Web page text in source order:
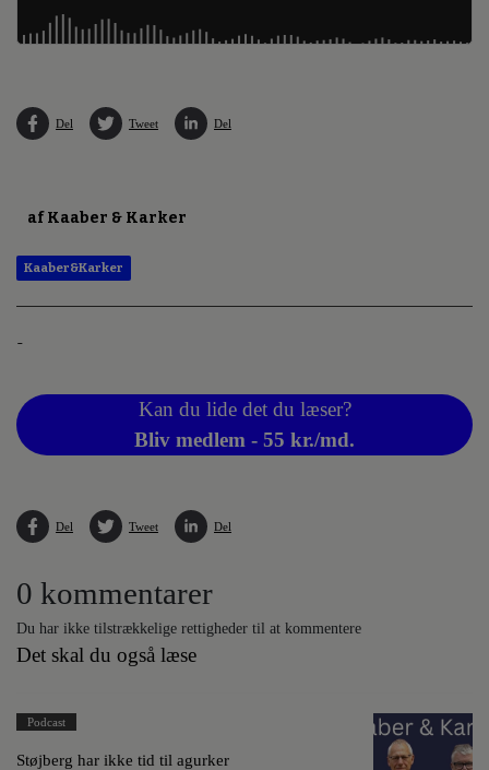
Del Tweet Del
af Kaaber & Karker
Kaaber&Karker
-
Kan du lide det du læser?
Bliv medlem - 55 kr./md.
Del Tweet Del
0 kommentarer
Du har ikke tilstrækkelige rettigheder til at kommentere
Det skal du også læse
Podcast
Støjberg har ikke tid til agurker